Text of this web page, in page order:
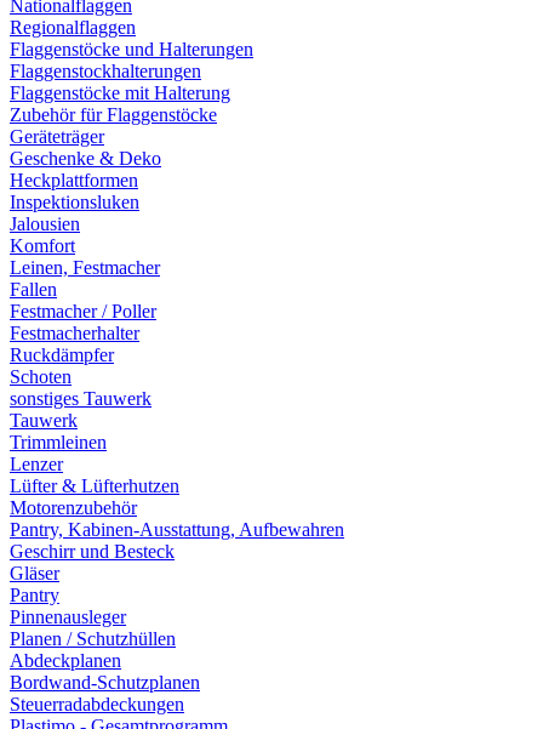
Nationalflaggen
Regionalflaggen
Flaggenstöcke und Halterungen
Flaggenstockhalterungen
Flaggenstöcke mit Halterung
Zubehör für Flaggenstöcke
Geräteträger
Geschenke & Deko
Heckplattformen
Inspektionsluken
Jalousien
Komfort
Leinen, Festmacher
Fallen
Festmacher / Poller
Festmacherhalter
Ruckdämpfer
Schoten
sonstiges Tauwerk
Tauwerk
Trimmleinen
Lenzer
Lüfter & Lüfterhutzen
Motorenzubehör
Pantry, Kabinen-Ausstattung, Aufbewahren
Geschirr und Besteck
Gläser
Pantry
Pinnenausleger
Planen / Schutzhüllen
Abdeckplanen
Bordwand-Schutzplanen
Steuerradabdeckungen